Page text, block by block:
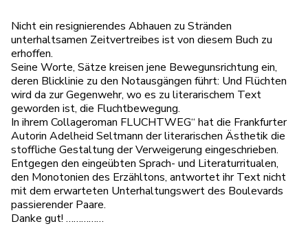
Nicht ein resignierendes Abhauen zu Stränden
unterhaltsamen Zeitvertreibes ist von diesem Buch zu
erhoffen.
Seine Worte, Sätze kreisen jene Bewegunsrichtung ein,
deren Blicklinie zu den Notausgängen führt: Und Flüchten
wird da zur Gegenwehr, wo es zu literarischem Text
geworden ist, die Fluchtbewegung.
In ihrem Collageroman FLUCHTWEG“ hat die Frankfurter
Autorin Adelheid Seltmann der literarischen Ästhetik die
stoffliche Gestaltung der Verweigerung eingeschrieben.
Entgegen den eingeübten Sprach- und Literaturritualen,
den Monotonien des Erzähltons, antwortet ihr Text nicht
mit dem erwarteten Unterhaltungswert des Boulevards
passierender Paare.
Danke gut! ……………